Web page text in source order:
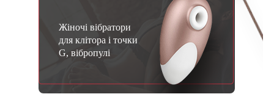
Жіночі вібратори
для клітора і точки
G, вібропулі